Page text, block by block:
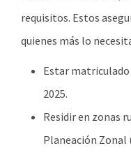
requisitos. Estos
quienes más lo
Estar
2025.
Residir en zonas
Planeación Zonal